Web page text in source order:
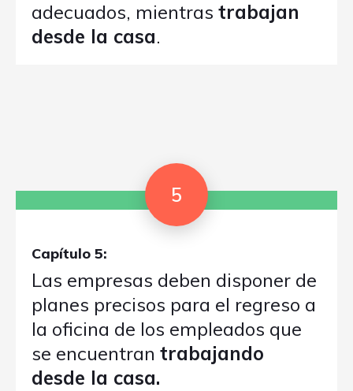
adecuados, mientras trabajan
desde la casa.
5
Capítulo 5:
Las empresas deben disponer de
planes precisos para el regreso a
la oficina de los empleados que
se encuentran trabajando
desde la casa.